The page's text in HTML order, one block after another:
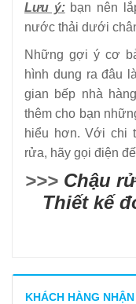
Lưu ý:bạn nên
nước thải dưới
Những gợi ý cơ
hình dung ra đâu
gian bếp nhà
thêm cho bạn
hiểu hơn. Với chi
rửa, hãy gọi điện
>>> Chậu
Thiết kế
KHÁCH HÀNG